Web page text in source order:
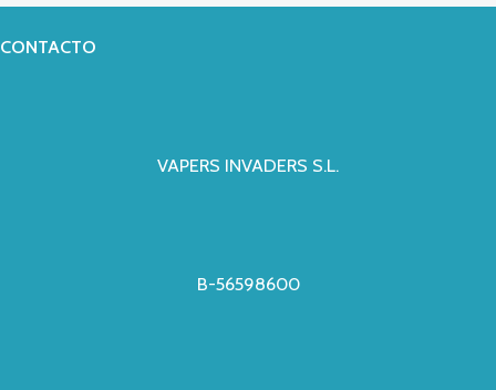
CONTACTO
VAPERS INVADERS S.L.
B-56598600